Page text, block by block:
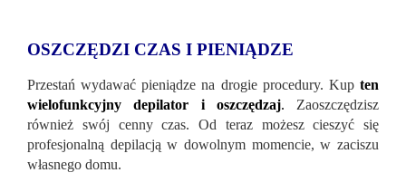
OSZCZĘDZI CZAS I PIENIĄDZE
Przestań wydawać pieniądze na drogie procedury. Kup ten
wielofunkcyjny depilator i oszczędzaj. Zaoszczędzisz
również swój cenny czas. Od teraz możesz cieszyć się
profesjonalną depilacją w dowolnym momencie, w zaciszu
własnego domu.